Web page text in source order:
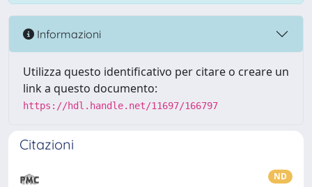
Informazioni
Utilizza questo identificativo per citare o creare un
link a questo documento:
https://hdl.handle.net/11697/166797
Citazioni
ND